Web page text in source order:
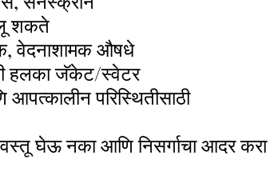
शकते
वेदनाशामक औषधे
हलका जॅकेट/स्वेटर
परिस्थितीसाठी
घेऊ नका आणि निसर्गाचा आदर करा